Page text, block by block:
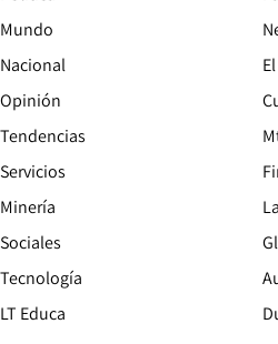
Mundo
Nacional
Opinión
Tendencias
Servicios
Minería
Sociales
Tecnología
LT Educa